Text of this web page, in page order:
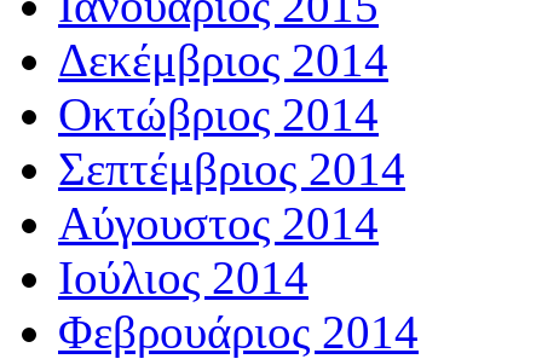
Δεκέμβριος 2014
Οκτώβριος 2014
Σεπτέμβριος 2014
Αύγουστος 2014
Ιούλιος 2014
Φεβρουάριος 2014